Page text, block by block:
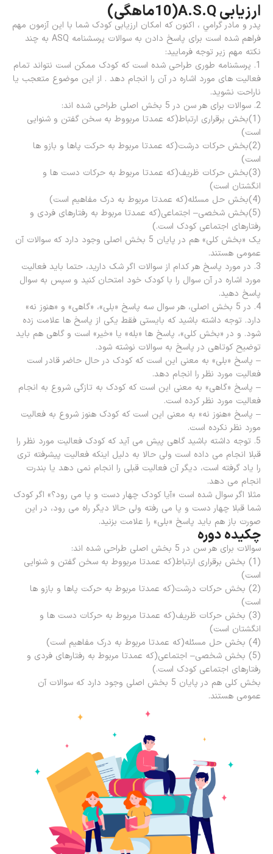
ارزیابی A.S.Q(10ماهگی)
پدر و مادر گرامي ، اکنون که امکان ارزیابی کودک شما با این آزمون مهم
فراهم شده است برای پاسخ دادن به سوالات پرسشنامه ASQ به چند
نکته مهم زیر توجه فرمایید:
1. پرسشنامه طوری طراحی شده است که کودک ممکن است نتواند تمام
فعالیت های مورد اشاره در آن را انجام دهد . از این موضوع متعجب یا
ناراحت نشوید.
2. سوالات برای هر سن در 5 بخش اصلی طراحی شده اند:
(1)بخش برقراری ارتباط(که عمدتا مربووط به سخن گفتن و شنوایی
است)
(2)بخش حرکات درشت(که عمدتا مربوط به حرکت پاها و بازو ها
است)
(3)بخش حرکات ظریف(که عمدتا مربوط به حرکات دست ها و
انگشتان است)
(4)بخش حل مسئله(که عمدتا مربوط به درک مفاهیم است)
(5)بخش شخصی– اجتماعی(که عمدتا مربوط به رفتارهای فردی و
رفتارهای اجتماعی کودک است.)
یک «بخش کلی» هم در پایان 5 بخش اصلی وجود دارد که سوالات آن
عمومی هستند.
3. در مورد پاسخ هر کدام از سوالات اگر شک دارید، حتما باید فعالیت
مورد اشاره در آن سوال را با کودک خود امتحان کنید و سپس به سوال
پاسخ دهید.
4. در 5 بخش اصلی، هر سوال سه پاسخ «بلی»، «گاهی» و «هنوز نه»
دارد. توجه داشته باشید که بایستی فقط یکی از پاسخ ها علامت زده
شود. و در «بخش کلی»، پاسخ ها «بله» یا «خیر» است و گاهی هم باید
توضیح کوتاهی در پاسخ به سوالات نوشته شود.
– پاسخ «بلی» به معنی این است که کودک در حال حاضر قادر است
فعالیت مورد نظر را انجام دهد.
– پاسخ «گاهی» به معنی این است که کودک به تازگی شروع به انجام
فعالیت مورد نظر کرده است.
– پاسخ «هنوز نه» به معنی این است که کودک هنوز شروع به فعالیت
مورد نظر نکرده است.
5. توجه داشته باشید گاهی پیش می آید که کودک فعالیت مورد نظر را
قبلا انجام می داده است ولی حالا به دلیل اینکه فعالیت پیشرفته تری
را یاد گرفته است، دیگر آن فعالیت قبلی را انجام نمی دهد یا بندرت
انجام می دهد.
مثلا اگر سوال شده است «آیا کودک چهار دست و پا می رود؟» اگر کودک
شما قبلا چهار دست و پا می رفته ولی حالا دیگر راه می رود، در این
صورت باز هم باید پاسخ «بلی» را علامت بزنید.
چکیده دوره
سوالات برای هر سن در 5 بخش اصلی طراحی شده اند:
(1) بخش برقراری ارتباط(که عمدتا مربووط به سخن گفتن و شنوایی
است)
(2) بخش حرکات درشت(که عمدتا مربوط به حرکت پاها و بازو ها
است)
(3) بخش حرکات ظریف(که عمدتا مربوط به حرکات دست ها و
انگشتان است)
(4) بخش حل مسئله(که عمدتا مربوط به درک مفاهیم است)
(5) بخش شخصی– اجتماعی(که عمدتا مربوط به رفتارهای فردی و
رفتارهای اجتماعی کودک است.)
بخش کلی هم در پایان 5 بخش اصلی وجود دارد که سوالات آن
عمومی هستند.